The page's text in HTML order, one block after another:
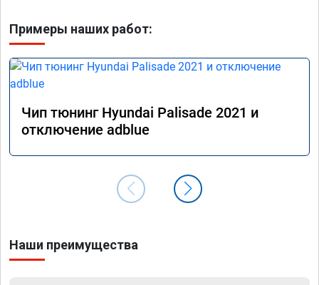
Примеры наших работ:
Чип тюнинг Hyundai Palisade 2021 и
отключение adblue
Наши преимущества